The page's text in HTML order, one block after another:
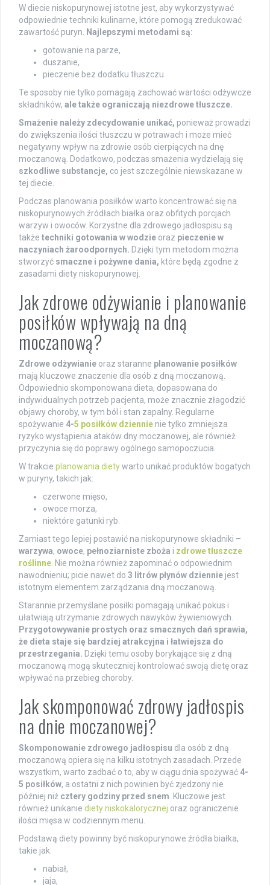
W diecie niskopurynowej istotne jest, aby wykorzystywać
odpowiednie techniki kulinarne, które pomogą zredukować
zawartość puryn.
Najlepszymi metodami są:
gotowanie na parze,
duszanie,
pieczenie bez dodatku tłuszczu.
Te sposoby nie tylko pomagają zachować wartości odżywcze
składników, ale także ograniczają niezdrowe tłuszcze.
Smażenie należy zdecydowanie unikać, ponieważ prowadzi
do zwiększenia ilości tłuszczu w potrawach i może mieć
negatywny wpływ na zdrowie osób cierpiących na dnę
moczanową. Dodatkowo, podczas smażenia wydzielają się
szkodliwe substancje, co jest szczególnie niewskazane w
tej diecie.
Podczas planowania posiłków warto koncentrować się na
niskopurynowych źródłach białka oraz obfitych porcjach
warzyw i owoców. Korzystne dla zdrowego jadłospisu są
także techniki gotowania w wodzie oraz pieczenie w
naczyniach żaroodpornych. Dzięki tym metodom można
stworzyć smaczne i pożywne dania, które będą zgodne z
zasadami diety niskopurynowej.
Jak zdrowe odżywianie i planowanie
posiłków wpływają na dną
moczanową?
Zdrowe odżywianie oraz staranne planowanie posiłków
mają kluczowe znaczenie dla osób z dną moczanową.
Odpowiednio skomponowana dieta, dopasowana do
indywidualnych potrzeb pacjenta, może znacznie złagodzić
objawy choroby, w tym ból i stan zapalny. Regularne
spożywanie 4-5 posiłków dziennie nie tylko zmniejsza
ryzyko wystąpienia ataków dny moczanowej, ale również
przyczynia się do poprawy ogólnego samopoczucia.
W trakcie planowania dietywarto unikać produktów bogatych
w puryny, takich jak:
czerwone mięso,
owoce morza,
niektóre gatunki ryb.
Zamiast tego lepiej postawić na niskopurynowe składniki –
warzywa, owoce, pełnoziarniste zboża i zdrowe tłuszcze
roślinne . Nie można również zapominać o odpowiednim
nawodnieniu; picie nawet do 3 litrów płynów dziennie jest
istotnym elementem zarządzania dną moczanową.
Starannie przemyślane posiłki pomagają unikać pokus i
ułatwiają utrzymanie zdrowych nawyków żywieniowych.
Przygotowywanie prostych oraz smacznych dań sprawia,
że dieta staje się bardziej atrakcyjna i łatwiejsza do
przestrzegania. Dzięki temu osoby borykające się z dną
moczanową mogą skuteczniej kontrolować swoją dietę oraz
wpływać na przebieg choroby.
Jak skomponować zdrowy jadłospis
na dnie moczanowej?
Skomponowanie zdrowego jadłospisu dla osób z dną
moczanową opiera się na kilku istotnych zasadach. Przede
wszystkim, warto zadbać o to, aby w ciągu dnia spożywać 4-
5 posiłków, a ostatni z nich powinien być zjedzony nie
później niż cztery godziny przed snem . Kluczowe jest
również unikanie diety niskokalorycznej oraz ograniczenie
ilości mięsa w codziennym menu.
Podstawą diety powinny być niskopurynowe źródła białka,
takie jak:
nabiał,
jaja,